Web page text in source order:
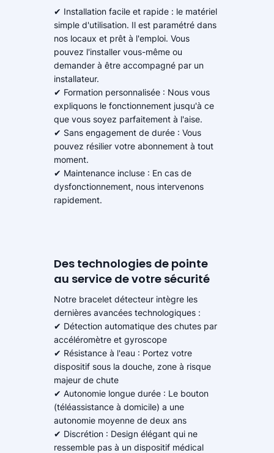
✔ Installation facile et rapide : le matériel
simple d'utilisation. Il est paramétré dans
nos locaux et prêt à l'emploi. Vous
pouvez l'installer vous-même ou
demander à être accompagné par un
installateur.
✔ Formation personnalisée : Nous vous
expliquons le fonctionnement jusqu'à ce
que vous soyez parfaitement à l'aise.
✔ Sans engagement de durée : Vous
pouvez résilier votre abonnement à tout
moment.
✔ Maintenance incluse : En cas de
dysfonctionnement, nous intervenons
rapidement.
Des technologies de pointe
au service de votre sécurité
Notre bracelet détecteur intègre les
dernières avancées technologiques :
✔ Détection automatique des chutes par
accéléromètre et gyroscope
✔ Résistance à l'eau : Portez votre
dispositif sous la douche, zone à risque
majeur de chute
✔ Autonomie longue durée : Le bouton
(téléassistance à domicile) a une
autonomie moyenne de deux ans
✔ Discrétion : Design élégant qui ne
ressemble pas à un dispositif médical